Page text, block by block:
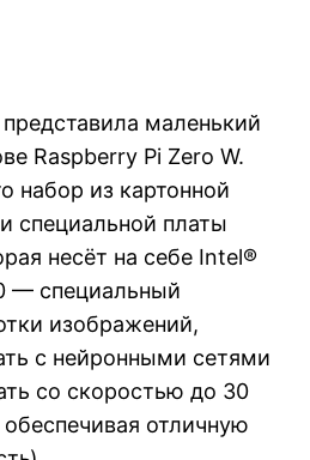
маленький
Raspberry Pi Zero W.
набор из картонной
специальной платы
несёт на себе Intel®
— специальный
изображений,
с нейронными сетями
со скоростью до 30
отличную